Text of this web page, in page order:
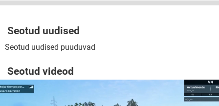
Seotud uudised
Seotud uudised puuduvad
Seotud videod